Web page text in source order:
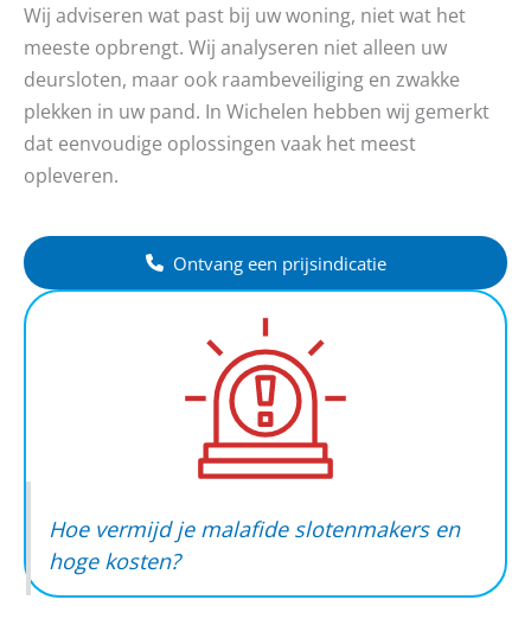
Wij adviseren wat past bij uw woning, niet wat het
meeste opbrengt. Wij analyseren niet alleen uw
deursloten, maar ook raambeveiliging en zwakke
plekken in uw pand. In Wichelen hebben wij gemerkt
dat eenvoudige oplossingen vaak het meest
opleveren.
Ontvang een prijsindicatie
Hoe vermijd je malafide slotenmakers en
hoge kosten?